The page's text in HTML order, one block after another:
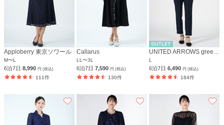
Apploberry 東京ソワール
M〜L
6泊7日 8,990 円 (税込)
111件
Callarus
LL〜3L
6泊7日7,590円 (税込)
130件
L
6泊7日6,490円 (税込)
184件